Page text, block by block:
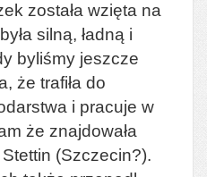
została wzięta na
silną, ładną i
byliśmy jeszcze
że trafiła do
i pracuje w
że znajdowała
(Szczecin?).